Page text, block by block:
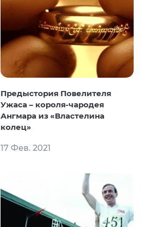
Предыстория Повелителя
Ужаса – короля-чародея
Ангмара из «Властелина
колец»
17 Фев. 2021